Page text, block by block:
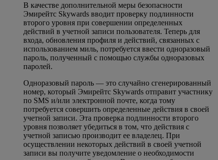
В качестве дополнительной меры безопасности
Эмирейтс Skywards вводит проверку подлинности
второго уровня при совершении определенных
действий в учетной записи пользователя. Теперь для
входа, обновления профиля и действий, связанных с
использованием миль, потребуется ввести одноразовый
пароль, полученный с помощью службы одноразовых
паролей.
Одноразовый пароль — это случайно сгенерированный
номер, который Эмирейтс Skywards отправит участнику
по SMS и/или электронной почте, когда тому
потребуется совершить определенные действия в своей
учетной записи. Эта проверка подлинности второго
уровня позволяет убедиться в том, что действия с
учетной записью производит ее владелец. При
осуществлении некоторых действий в своей учетной
записи вы получите уведомление о необходимости